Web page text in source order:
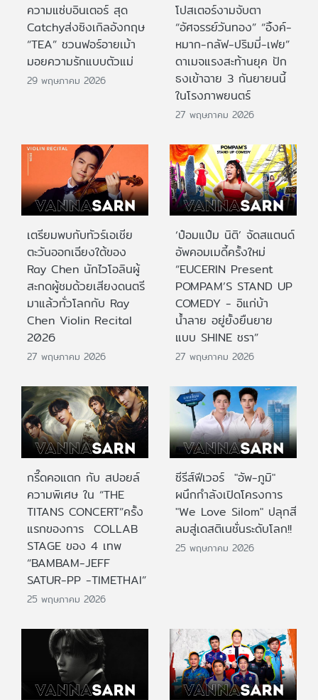
ความแซ่บอินเตอร์ สุด
Catchyส่งซิงเกิลอังกฤษ
“TEA” ชวนฟอร์อายเม้า
มอยความรักแบบตัวแม่
29 พฤษภาคม 2026
โปสเตอร์งามจับตา
“อัศจรรย์วันทอง” “อิ้งค์-
หมาก-กลัฟ-ปริมมี่-เฟย”
ดาเมจแรงสะท้านยุค ปัก
ธงเข้าฉาย 3 กันยายนนี้
ในโรงภาพยนตร์
27 พฤษภาคม 2026
เตรียมพบกับทัวร์เอเชีย
ตะวันออกเฉียงใต้ของ
Ray Chen นักไวโอลินผู้
สะกดผู้ชมด้วยเสียงดนตรี
มาแล้วทั่วโลกกับ Ray
Chen Violin Recital
2026
27 พฤษภาคม 2026
‘ป๋อมแป๋ม นิติ’ จัดสแตนด์
อัพคอมเมดี้ครั้งใหม่
“EUCERIN Present
POMPAM’S STAND UP
COMEDY - อิแก่บ้า
น้ำลาย อยู่ยั้งยืนยาย
แบบ SHINE ชรา”
27 พฤษภาคม 2026
กรี๊ดคอแตก กับ สปอยล์
ความพิเศษ ใน “THE
TITANS CONCERT”ครั้ง
แรกของการ COLLAB
STAGE ของ 4 เทพ
“BAMBAM-JEFF
SATUR-PP -TIMETHAI”
25 พฤษภาคม 2026
ซีรีส์ฟีเวอร์ "อัพ-ภูมิ"
ผนึกกำลังเปิดโครงการ
"We Love Silom" ปลุกสี
ลมสู่เดสติเนชั่นระดับโลก!!
25 พฤษภาคม 2026